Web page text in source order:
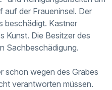
der Fraueninsel. Der
beschädigt. Kastner
Kunst. Die Besitzer des
Sachbeschädigung.
schon wegen des Grabes
verantworten müssen.